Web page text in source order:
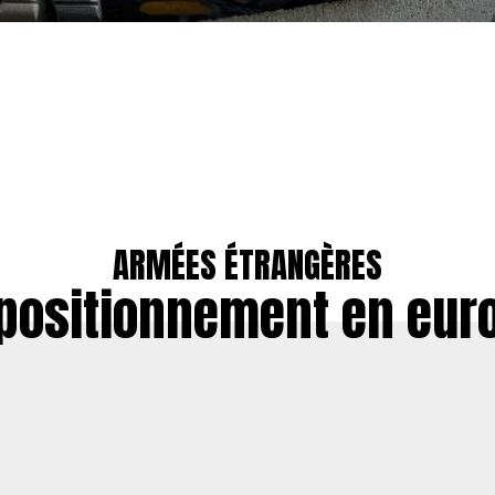
ARMÉES ÉTRANGÈRES
en